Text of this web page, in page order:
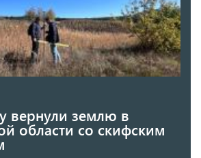
вернули землю в
области со скифским